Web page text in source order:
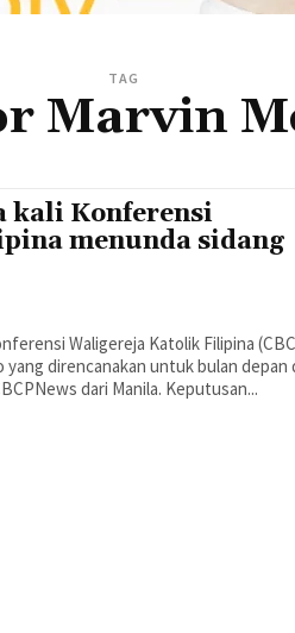
TAG
Marvin
kali Konferensi
menunda sidang
Waligereja Katolik Filipina
yang direncanakan untuk bulan depan
dari Manila. Keputusan...